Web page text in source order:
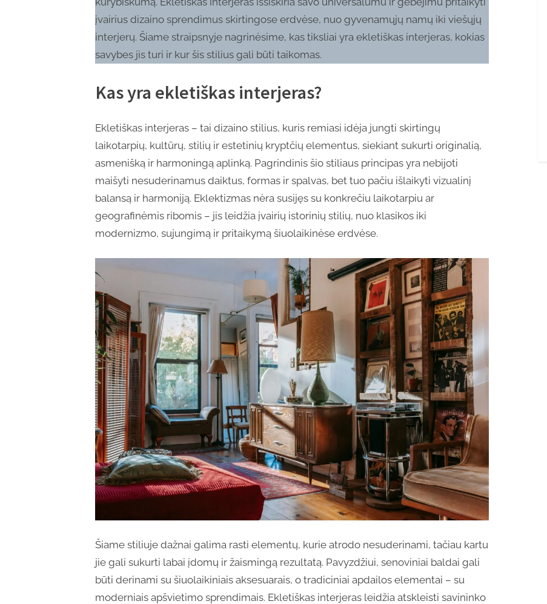
įvairius dizaino sprendimus skirtingose erdvėse, nuo gyvenamųjų namų iki viešųjų
interjerų. Šiame straipsnyje nagrinėsime, kas tiksliai yra ekletiškas interjeras, kokias
savybes jis turi ir kur šis stilius gali būti taikomas.
Kas yra ekletiškas interjeras?
Ekletiškas interjeras – tai dizaino stilius, kuris remiasi idėja jungti skirtingų
laikotarpių, kultūrų, stilių ir estetinių kryptčių elementus, siekiant sukurti originalią,
asmenišką ir harmoningą aplinką. Pagrindinis šio stiliaus principas yra nebijoti
maišyti nesuderinamus daiktus, formas ir spalvas, bet tuo pačiu išlaikyti vizualinį
balansą ir harmoniją. Eklektizmas nėra susijęs su konkrečiu laikotarpiu ar
geografinėmis ribomis – jis leidžia įvairių istorinių stilių, nuo klasikos iki
modernizmo, sujungimą ir pritaikymą šiuolaikinėse erdvėse.
Šiame stiliuje dažnai galima rasti elementų, kurie atrodo nesuderinami, tačiau kartu
jie gali sukurti labai įdomų ir žaismingą rezultatą. Pavyzdžiui, senoviniai baldai gali
būti derinami su šiuolaikiniais aksesuarais, o tradiciniai apdailos elementai – su
moderniais apšvietimo sprendimais. Ekletiškas interjeras leidžia atskleisti savininko